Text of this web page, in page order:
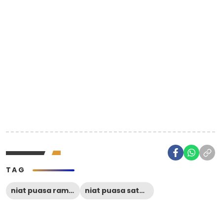
TAG
niat puasa ramadhan satu bulan penuh niat puasa satu bulan penuh